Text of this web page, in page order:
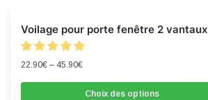
Voilage pour porte fenêtre 2 vantaux
22.90€ – 45.90€
Choix des options